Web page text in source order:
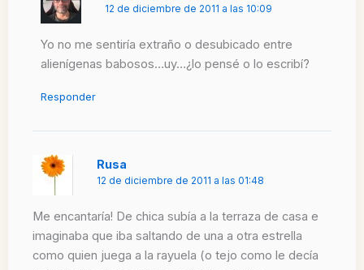
12 de diciembre de 2011 a las 10:09
Yo no me sentiría extraño o desubicado entre
alienígenas babosos…uy…¿lo pensé o lo escribí?
Responder
Rusa
12 de diciembre de 2011 a las 01:48
Me encantaría! De chica subía a la terraza de casa e
imaginaba que iba saltando de una a otra estrella
como quien juega a la rayuela (o tejo como le decía